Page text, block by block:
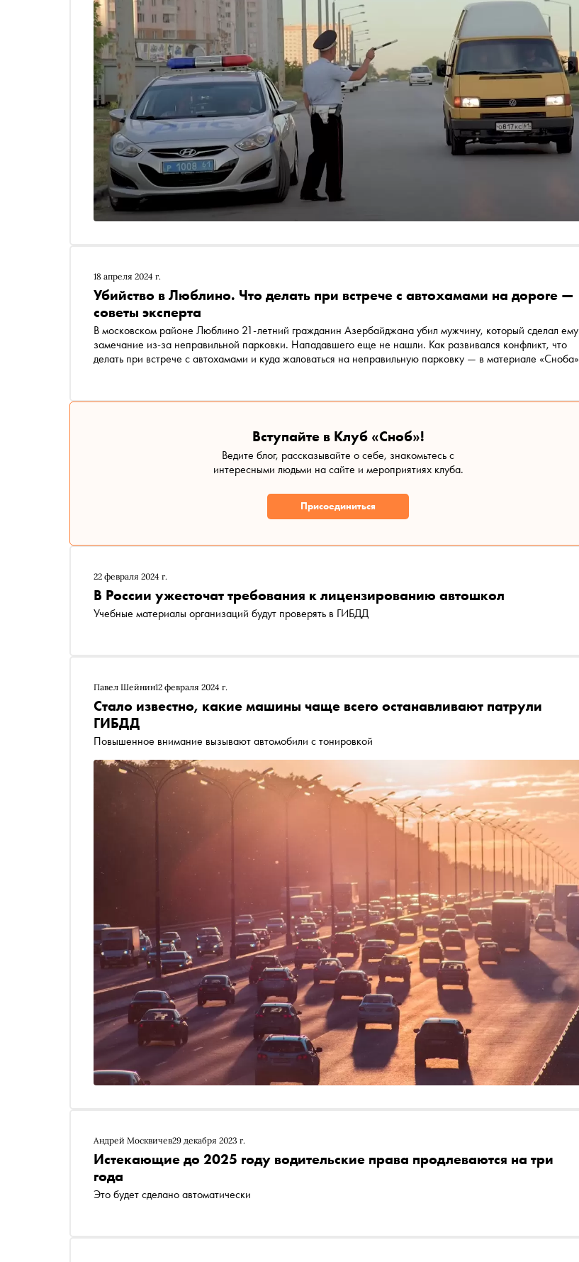
18 апреля 2024 г.
Убийство в Люблино. Что делать при встрече с автохамами на дороге —
советы эксперта
В московском районе Люблино 21-летний гражданин Азербайджана убил мужчину, который сделал ему
замечание из-за неправильной парковки. Нападавшего еще не нашли. Как развивался конфликт, что
делать при встрече с автохамами и куда жаловаться на неправильную парковку — в материале «Сноба»
Вступайте в Клуб «Сноб»!
Ведите блог, рассказывайте о себе, знакомьтесь с
интересными людьми на сайте и мероприятиях клуба.
Присоединиться
22 февраля 2024 г.
В России ужесточат требования к лицензированию автошкол
Учебные материалы организаций будут проверять в ГИБДД
Павел Шейнин12 февраля 2024 г.
Стало известно, какие машины чаще всего останавливают патрули
ГИБДД
Повышенное внимание вызывают автомобили с тонировкой
Андрей Москвичев29 декабря 2023 г.
Истекающие до 2025 году водительские права продлеваются на три
года
Это будет сделано автоматически